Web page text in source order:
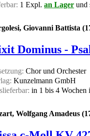
1 Expl. an Lager und
Giovanni Battista
Dominus -
Chor und Orchester
Kunzelmann GmbH
in 1 bis 4 Wochen
Wolfgang Amadeus